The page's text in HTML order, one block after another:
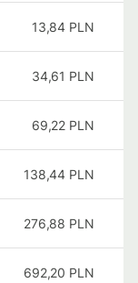
13,84 PLN
34,61 PLN
69,22 PLN
138,44 PLN
276,88 PLN
692,20 PLN